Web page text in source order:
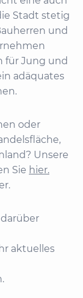
Stadt stetig
und
für Jung und
adäquates
oder
Unsere
Sie hier.
aktuelles